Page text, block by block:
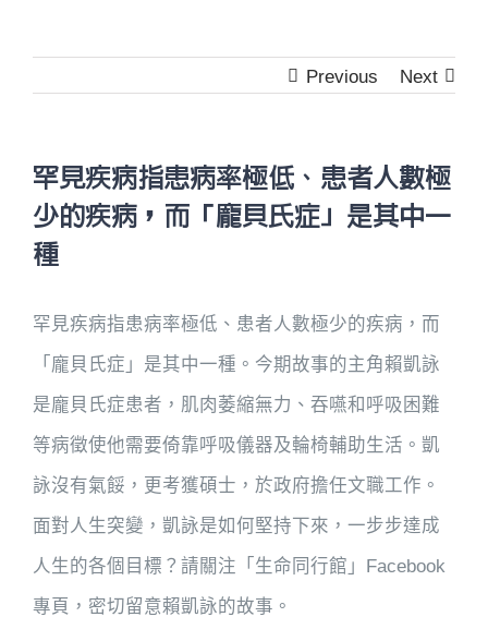
Previous Next
罕見疾病指患病率極低、患者人數極
少的疾病，而「龐貝氏症」是其中一
種
罕見疾病指患病率極低、患者人數極少的疾病，而
「龐貝氏症」是其中一種。今期故事的主角賴凱詠
是龐貝氏症患者，肌肉萎縮無力、吞嚥和呼吸困難
等病徵使他需要倚靠呼吸儀器及輪椅輔助生活。凱
詠沒有氣餒，更考獲碩士，於政府擔任文職工作。
面對人生突變，凱詠是如何堅持下來，一步步達成
人生的各個目標？請關注「生命同行館」Facebook
專頁，密切留意賴凱詠的故事。